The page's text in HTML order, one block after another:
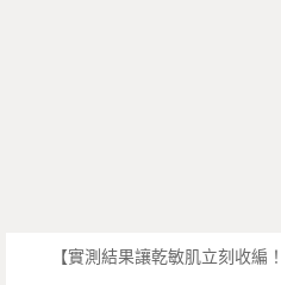
【實測結果讓乾敏肌立刻收編